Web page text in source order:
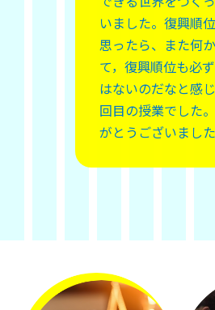
いました。復興順
思ったら、また何
て，復興順位も必
はないのだなと感
回目の授業でした
がとうございました